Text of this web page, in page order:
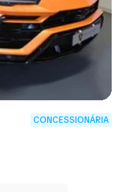
CONCESSIONÁRIA